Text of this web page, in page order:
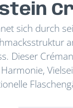
sich durch
Dieser